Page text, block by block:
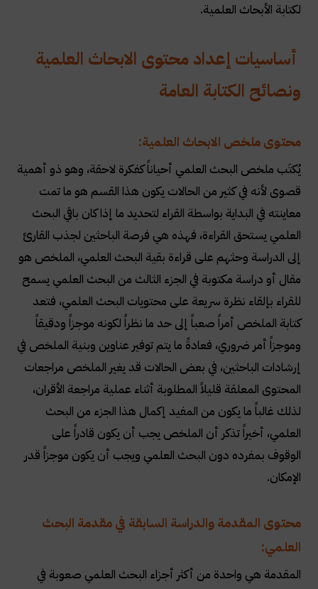
لكتابة الأبحاث العلمية.
أساسيات إعداد محتوى الابحاث العلمية
ونصائح الكتابة العامة
محتوى ملخص الابحاث العلمية:
يُكتَب ملخص البحث العلمي أحياناً كفكرة لاحقة، وهو ذو أهمية
قصوى لأنه في كثير من الحالات يكون هذا القسم هو ما تمت
معاينته في البداية بواسطة القراء لتحديد ما إذا كان باقي البحث
العلمي يستحق القراءة، فهذه هي فرصة الباحثين لجذب القارئ
إلى الدراسة وحثهم على قراءة بقية البحث العلمي، الملخص هو
مقال أو دراسة مكتوبة في الجزء الثالث من البحث العلمي يسمح
للقراء بإلقاء نظرة سريعة على محتويات البحث العلمي، فتعد
كتابة الملخص أمراً صعباً إلى حد ما نظراً لكونه موجزاً ودقيقاً
وموجزاً أمر ضروري، فعادةً ما يتم توفير عناوين وبنية الملخص في
إرشادات الباحثين، في بعض الحالات قد يغير الملخص مراجعات
المحتوى المعلقة قليلاً المطلوبة أثناء عملية مراجعة الأقران،
لذلك غالباً ما يكون من المفيد إكمال هذا الجزء من البحث
العلمي، أخيراً تذكر أن الملخص يجب أن يكون قادراً على
الوقوف بمفرده دون البحث العلمي ويجب أن يكون موجزاً قدر
الإمكان.
محتوى المقدمة والدراسة السابقة في مقدمة البحث
العلمي:
المقدمة هي واحدة من أكثر أجزاء البحث العلمي صعوبة في